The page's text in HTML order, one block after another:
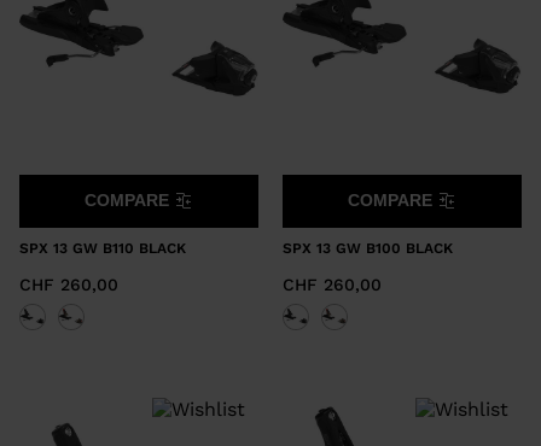
SPX 13 GW B110 BLACK
CHF 260,00
COMPARE
SPX 13 GW B100 BLACK
CHF 260,00
COMPARE